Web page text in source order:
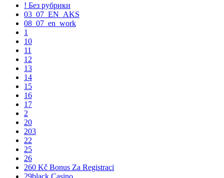
! Без рубрики
03_07_EN_AKS
08_07_en_work
1
10
11
12
13
14
15
16
17
2
20
203
22
25
26
260 Kč Bonus Za Registraci
29black Casino